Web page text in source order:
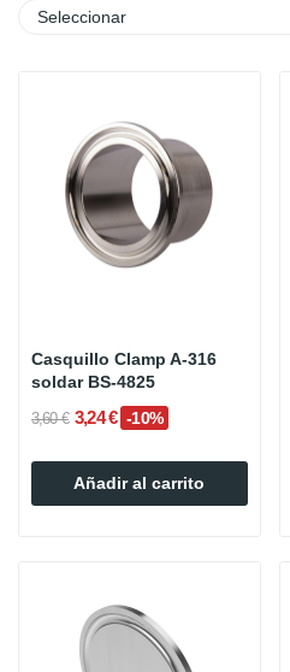
Seleccionar
Casquillo Clamp A-316
soldar BS-4825
3,60 € 3,24 € -10%
Añadir al carrito